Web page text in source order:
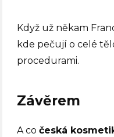
Když už někam
kde pečují o celé
procedurami.
Závěrem
A cočeská